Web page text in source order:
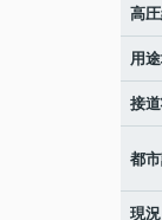
高
用
接
都
現況